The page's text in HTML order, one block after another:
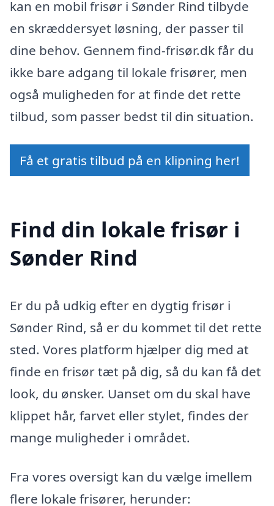
kan en mobil frisør i Sønder Rind tilbyde
en skræddersyet løsning, der passer til
dine behov. Gennem find-frisør.dk får du
ikke bare adgang til lokale frisører, men
også muligheden for at finde det rette
tilbud, som passer bedst til din situation.
Få et gratis tilbud på en klipning her!
Find din lokale frisør i
Sønder Rind
Er du på udkig efter en dygtig frisør i
Sønder Rind, så er du kommet til det rette
sted. Vores platform hjælper dig med at
finde en frisør tæt på dig, så du kan få det
look, du ønsker. Uanset om du skal have
klippet hår, farvet eller stylet, findes der
mange muligheder i området.
Fra vores oversigt kan du vælge imellem
flere lokale frisører, herunder: